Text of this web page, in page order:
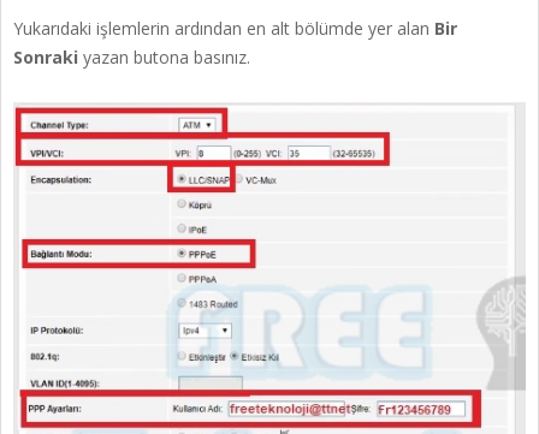
Yukarıdaki işlemlerin ardından en alt bölümde yer alan Bir
Sonraki yazan butona basınız.